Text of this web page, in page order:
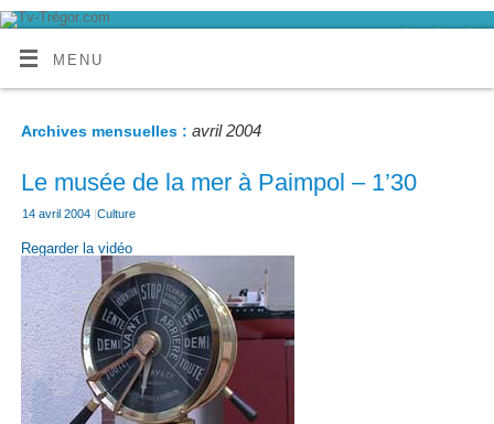
MENU
Archives mensuelles : avril 2004
Le musée de la mer à Paimpol – 1’30
14 avril 2004 |Culture
Regarder la vidéo